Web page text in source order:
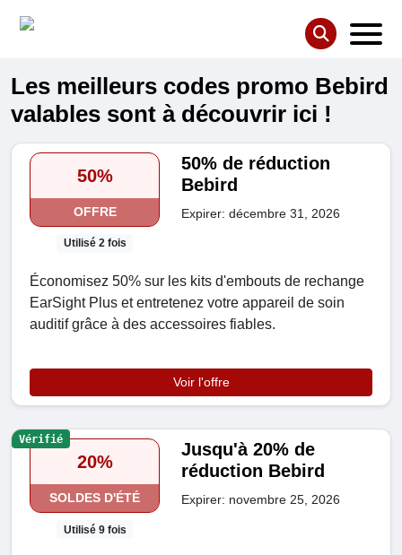
Les meilleurs codes promo Bebird
valables sont à découvrir ici !
50%
OFFRE
Utilisé 2 fois
50% de réduction
Bebird
Expirer: décembre 31, 2026
Économisez 50% sur les kits d'embouts de rechange
EarSight Plus et entretenez votre appareil de soin
auditif grâce à des accessoires fiables.
Voir l'offre
20%
SOLDES D'ÉTÉ
Utilisé 9 fois
Jusqu'à 20% de
réduction Bebird
Expirer: novembre 25, 2026
Vérifié